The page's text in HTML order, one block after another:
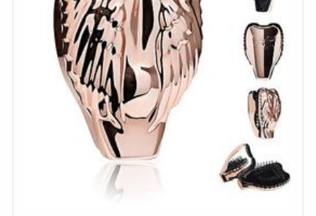
INLOGGEN
REGISTREREN
KLANTENSERVICE
Zoeken